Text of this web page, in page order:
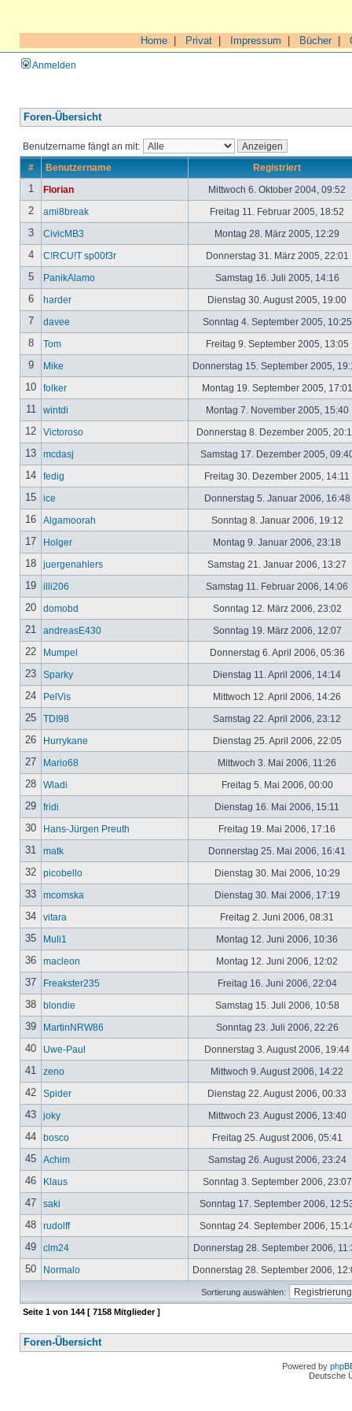
Home Privat Impressum Bücher|
Anmelden
Foren-Übersicht
Benutzername fängt an mit:
# Benutzername Registriert
1 Florian Mittwoch 6. Oktober 2004, 09:52
2 ami8break Freitag 11. Februar 2005, 18:52
3 CivicMB3 Montag 28. März 2005, 12:29
4 C!RCU!T sp00f3r Donnerstag 31. März 2005, 22:01
5 PanikAlamo Samstag 16. Juli 2005, 14:16
6 harder Dienstag 30. August 2005, 19:00
7 davee Sonntag 4. September 2005,
8 Tom Freitag 9. September 2005, 13:05
9 Mike Donnerstag 15. September 2005,
10 folker Montag 19. September 2005,
11 wintdi Montag 7. November 2005, 15:40
12 Victoroso Donnerstag 8. Dezember 2005,
13 mcdasj Samstag 17. Dezember 2005,
14 fedig Freitag 30. Dezember 2005, 14:11
15 ice Donnerstag 5. Januar 2006, 16:48
16 Algamoorah Sonntag 8. Januar 2006, 19:12
17 Holger Montag 9. Januar 2006, 23:18
18 juergenahlers Samstag 21. Januar 2006, 13:27
19 illi206 Samstag 11. Februar 2006, 14:06
20 domobd Sonntag 12. März 2006, 23:02
21 andreasE430 Sonntag 19. März 2006, 12:07
22 Mumpel Donnerstag 6. April 2006, 05:36
23 Sparky Dienstag 11. April 2006, 14:14
24 PelVis Mittwoch 12. April 2006, 14:26
25 TDI98 Samstag 22. April 2006, 23:12
26 Hurrykane Dienstag 25. April 2006, 22:05
27 Mario68 Mittwoch 3. Mai 2006, 11:26
28 Wladi Freitag 5. Mai 2006, 00:00
29 fridi Dienstag 16. Mai 2006, 15:11
30 Hans-Jürgen Preuth Freitag 19. Mai 2006, 17:16
31 matk Donnerstag 25. Mai 2006, 16:41
32 picobello Dienstag 30. Mai 2006, 10:29
33 mcomska Dienstag 30. Mai 2006, 17:19
34 vitara Freitag 2. Juni 2006, 08:31
35 Muli1 Montag 12. Juni 2006, 10:36
36 macleon Montag 12. Juni 2006, 12:02
37 Freakster235 Freitag 16. Juni 2006, 22:04
38 blondie Samstag 15. Juli 2006, 10:58
39 MartinNRW86 Sonntag 23. Juli 2006, 22:26
40 Uwe-Paul Donnerstag 3. August 2006, 19:44
41 zeno Mittwoch 9. August 2006, 14:22
42 Spider Dienstag 22. August 2006, 00:33
43 joky Mittwoch 23. August 2006, 13:40
44 bosco Freitag 25. August 2006, 05:41
45 Achim Samstag 26. August 2006, 23:24
46 Klaus Sonntag 3. September 2006,
47 saki Sonntag 17. September 2006,
48 rudolff Sonntag 24. September 2006,
49 clm24 Donnerstag 28. September 2006,
50 Normalo Donnerstag 28. September 2006,
Sortierung auswählen:
Seite 1 von 144 [ 7158 Mitglieder ]
Foren-Übersicht
Powered by
Deutsche